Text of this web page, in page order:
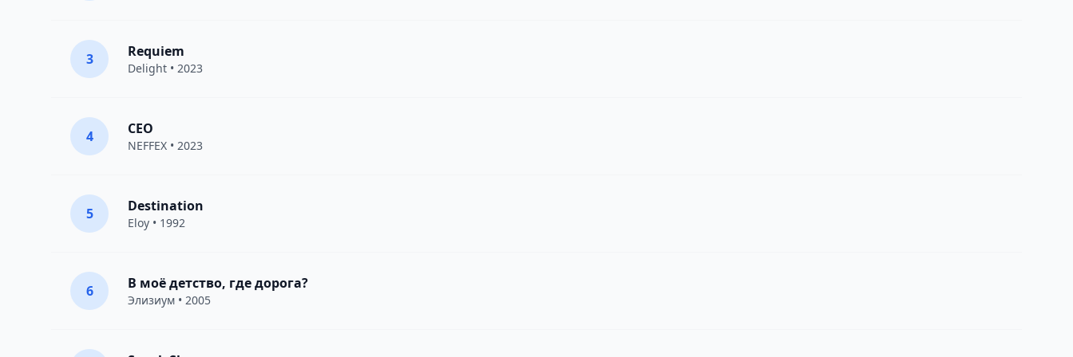
3 Requiem
Delight • 2023
4 CEO
NEFFEX • 2023
5 Destination
Eloy • 1992
6 В моё детство, где дорога?
Элизиум • 2005